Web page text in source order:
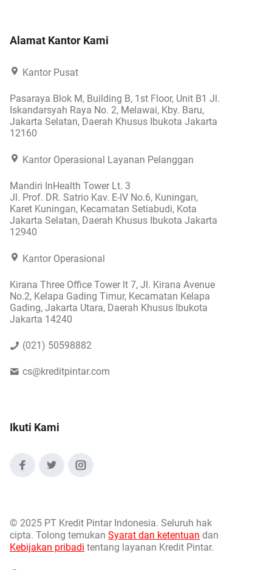
Alamat Kantor Kami
Kantor Pusat
Pasaraya Blok M, Building B, 1st Floor, Unit B1 Jl.
Iskandarsyah Raya No. 2, Melawai, Kby. Baru,
Jakarta Selatan, Daerah Khusus Ibukota Jakarta
12160
Kantor Operasional Layanan Pelanggan
Mandiri InHealth Tower Lt. 3
Jl. Prof. DR. Satrio Kav. E-IV No.6, Kuningan,
Karet Kuningan, Kecamatan Setiabudi, Kota
Jakarta Selatan, Daerah Khusus Ibukota Jakarta
12940
Kantor Operasional
Kirana Three Office Tower lt 7, Jl. Kirana Avenue
No.2, Kelapa Gading Timur, Kecamatan Kelapa
Gading, Jakarta Utara, Daerah Khusus Ibukota
Jakarta 14240
(021) 50598882
cs@kreditpintar.com
Ikuti Kami
© 2025 PT Kredit Pintar Indonesia. Seluruh hak
cipta. Tolong temukan Syarat dan ketentuan dan
Kebijakan pribadi tentang layanan Kredit Pintar.